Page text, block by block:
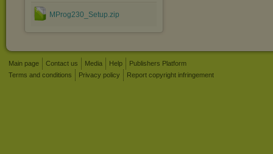
MProg230_Setup.zip
Main page Contact us Media Help
Publishers Platform
Terms and conditions
Privacy policy Report copyright infringement